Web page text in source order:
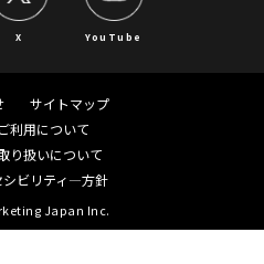
業務用デジタルビデ
オカメラ
X YouTube
サイトマップ
利用について
り扱いについて
シビリティ―方針
Japan Inc.